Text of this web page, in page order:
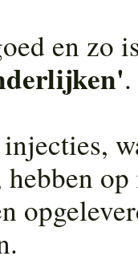
en zo
.
hebben